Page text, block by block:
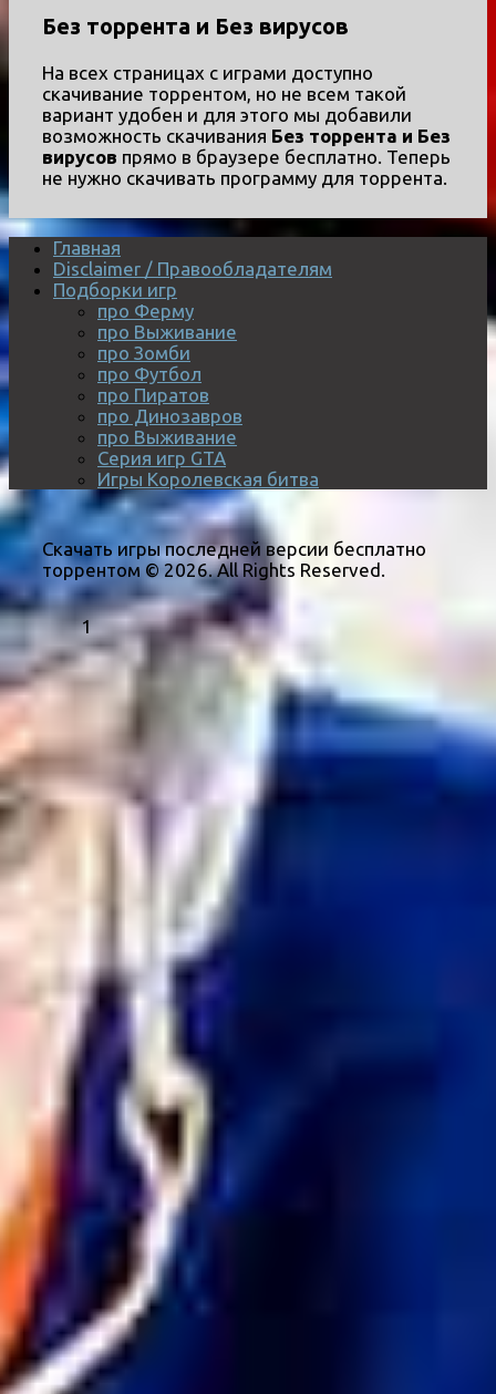
Без торрента и Без вирусов
На всех страницах с играми доступно
скачивание торрентом, но не всем такой
вариант удобен и для этого мы добавили
возможность скачивания Без торрента и Без
вирусов прямо в браузере бесплатно. Теперь
не нужно скачивать программу для торрента.
Главная
Disclaimer / Правообладателям
Подборки игр
про Ферму
про Выживание
про Зомби
про Футбол
про Пиратов
про Динозавров
про Выживание
Серия игр GTA
Игры Королевская битва
Скачать игры последней версии бесплатно
торрентом © 2026. All Rights Reserved.
1